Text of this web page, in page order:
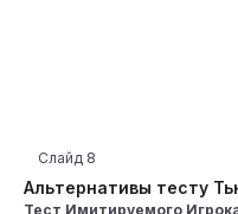
Альтернативы тесту
Слайд 8
Тест Имитируемого